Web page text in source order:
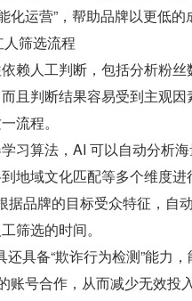
化运营”，帮助品牌以更低
筛选流程
赖人工判断，包括分析粉
且判断结果容易受到主观
流程。
习算法，AI 可以自动分析
地域文化匹配等多个维度
据品牌的目标受众特征，自
筛选的时间。
还具备“欺诈行为检测”能力
账号合作，从而减少无效投入